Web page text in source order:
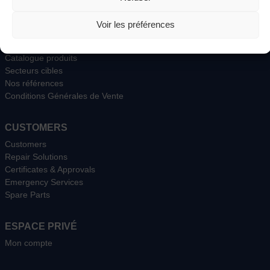
Voir les préférences
Catalogue produits
Secteurs cibles
Nos références
Conditions Générales de Vente
CUSTOMERS
Customers
Repair Solutions
Certificates & Approvals
Emergency Services
Spare Parts
ESPACE PRIVÉ
Mon compte